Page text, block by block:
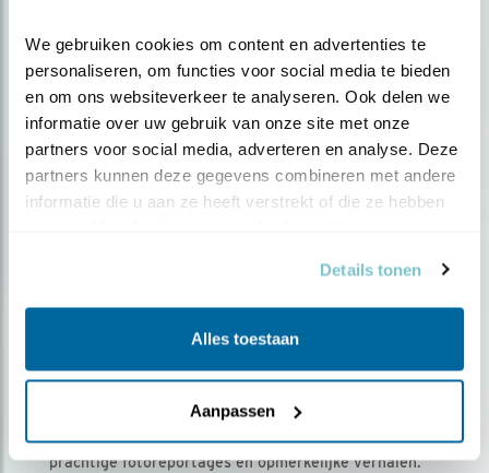
We gebruiken cookies om content en advertenties te
personaliseren, om functies voor social media te bieden
en om ons websiteverkeer te analyseren. Ook delen we
informatie over uw gebruik van onze site met onze
partners voor social media, adverteren en analyse. Deze
partners kunnen deze gegevens combineren met andere
informatie die u aan ze heeft verstrekt of die ze hebben
Details tonen
Alles toestaan
Aanpassen
Ontvang 5 x Vogels voor € 36,00 per jaar
Vogels is het tijdschrift voor onze leden, met
prachtige fotoreportages en opmerkelijke verhalen.